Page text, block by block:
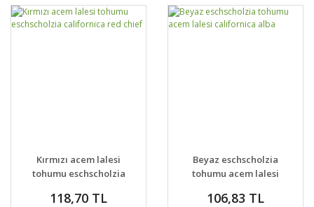
Kırmızı acem lalesi
tohumu eschscholzia
118,70 TL
Beyaz eschscholzia
tohumu acem lalesi
106,83 TL